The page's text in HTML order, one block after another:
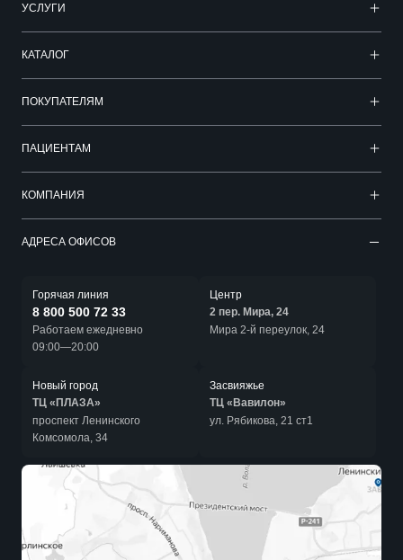
УСЛУГИ
КАТАЛОГ
ПОКУПАТЕЛЯМ
ПАЦИЕНТАМ
КОМПАНИЯ
АДРЕСА ОФИСОВ
Горячая линия
8 800 500 72 33
Работаем ежедневно
09:00—20:00
Центр
2 пер. Мира, 24
Мира 2-й переулок, 24
Новый город
ТЦ «ПЛАЗА»
проспект Ленинского
Комсомола, 34
Засвияжье
ТЦ «Вавилон»
ул. Рябикова, 21 ст1